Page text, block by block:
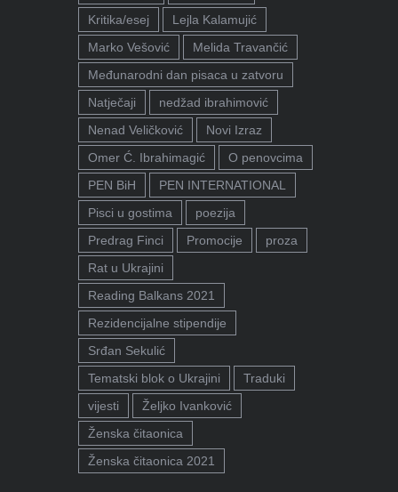
Kritika/esej
Lejla Kalamujić
Marko Vešović
Melida Travančić
Međunarodni dan pisaca u zatvoru
Natječaji
nedžad ibrahimović
Nenad Veličković
Novi Izraz
Omer Ć. Ibrahimagić
O penovcima
PEN BiH
PEN INTERNATIONAL
Pisci u gostima
poezija
Predrag Finci
Promocije
proza
Rat u Ukrajini
Reading Balkans 2021
Rezidencijalne stipendije
Srđan Sekulić
Tematski blok o Ukrajini
Traduki
vijesti
Željko Ivanković
Ženska čitaonica
Ženska čitaonica 2021